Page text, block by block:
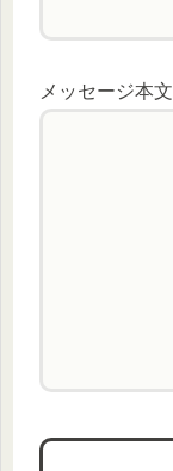
メッセージ本文